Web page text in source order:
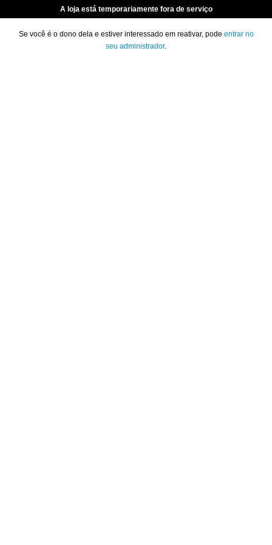
A loja está temporariamente fora de serviço
Se você é o dono dela e estiver interessado em reativar, pode entrar no
seu administrador.